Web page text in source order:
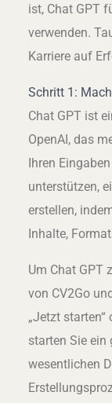
ist, Chat GPT
verwenden.
Karriere auf
Schritt 1:
Chat GPT ist
OpenAI, das
Ihren
unterstützen,
erstellen,
Inhalte,
Um Chat GPT
von CV2Go
„Jetzt starten“
starten Sie ein
wesentlichen